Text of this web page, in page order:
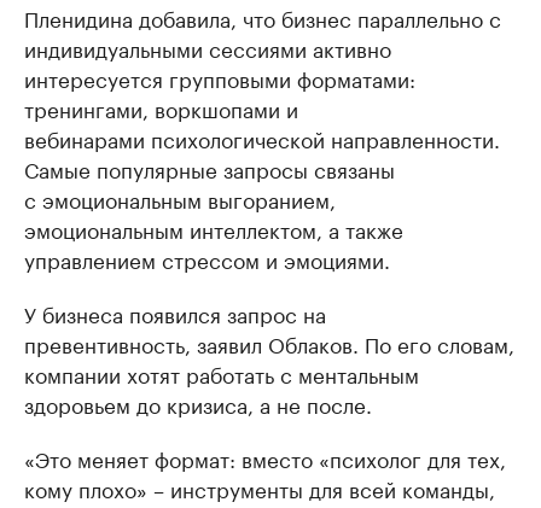
Пленидина добавила, что бизнес параллельно с
индивидуальными сессиями активно
интересуется групповыми форматами:
тренингами, воркшопами и
вебинарами психологической направленности.
Самые популярные запросы связаны
с эмоциональным выгоранием,
эмоциональным интеллектом, а также
управлением стрессом и эмоциями.
У бизнеса появился запрос на
превентивность, заявил Облаков. По его словам,
компании хотят работать с ментальным
здоровьем до кризиса, а не после.
«Это меняет формат: вместо «психолог для тех,
кому плохо» – инструменты для всей команды,